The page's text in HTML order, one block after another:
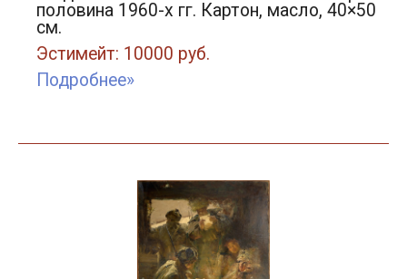
половина 1960-х гг. Картон, масло, 40×50
см.
Эстимейт: 10000 руб.
Подробнее»